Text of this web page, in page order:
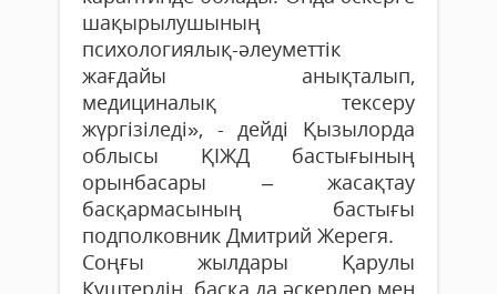
шақырылушының
психологиялық-әлеуметтік
жағдайы анықталып,
медициналық тексеру
жүргізіледі», - дейді Қызылорда
облысы ҚІЖД бастығының
орынбасары – жасақтау
басқармасының бастығы
подполковник Дмитрий Жерегя.
Соңғы жылдары Қарулы
Күштердің, басқа да әскерлер мен